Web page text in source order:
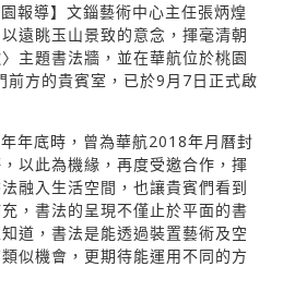
園報導】文錙藝術中心主任張炳煌
遠眺玉山景致的意念，揮毫清朝
主題書法牆，並在華航位於桃園
前方的貴賓室，已於9月7日正式啟
年底時，曾為華航2018年月曆封
以此為機緣，再度受邀合作，揮
融入生活空間，也讓貴賓們看到
，書法的呈現不僅止於平面的書
道，書法是能透過裝置藝術及空
似機會，更期待能運用不同的方